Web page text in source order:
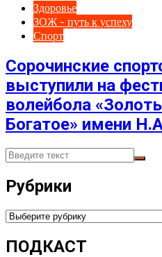
Здоровье
ЗОЖ - путь к успеху
Спорт
Сорочинские
выступили на
волейбола
Богатое» имени
Рубрики
Рубрики
ПОДКАСТ